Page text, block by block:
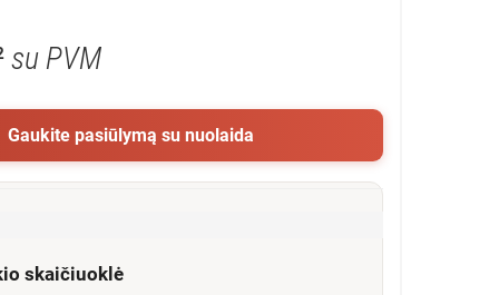
su PVM
Gaukite pasiūlymą su nuolaida
skaičiuoklė